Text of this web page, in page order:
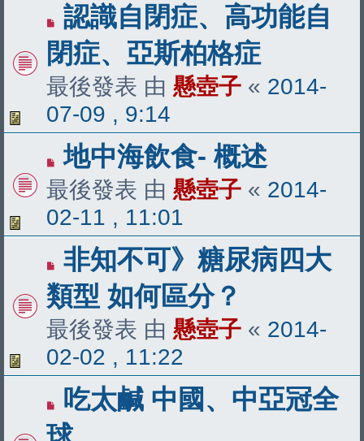
認識自閉症、高功能自
閉症、亞斯柏格症
最後發表 由 懸壺子 « 2014-
07-09 , 9:14
地中海飲食- 概述
最後發表 由 懸壺子 « 2014-
02-11 , 11:01
非知不可》糖尿病四大
類型 如何區分？
最後發表 由 懸壺子 « 2014-
02-02 , 11:22
吃太鹹 中國、中亞冠全